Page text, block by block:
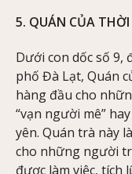
5. QUÁN CỦA
Dưới con dốc số
phố Đà Lạt, Quán
hàng đầu cho
“vạn người mê”
yên. Quán trà này
cho những người
được làm việc, tích